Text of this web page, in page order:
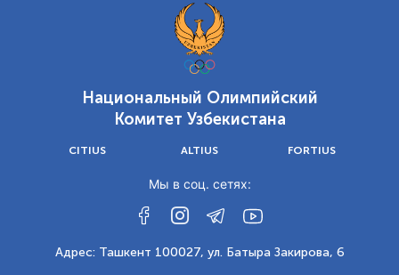
Национальный Олимпийский
Комитет Узбекистана
CITIUS ALTIUS FORTIUS
Мы в соц. сетях:
Адрес: Ташкент 100027, ул. Батыра Закирова, 6